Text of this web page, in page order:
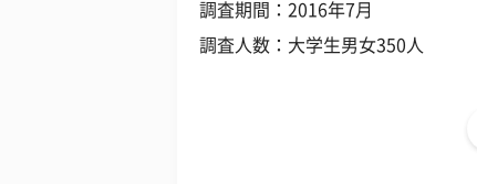
調査期間：2016年7月
調査人数：大学生男女350人